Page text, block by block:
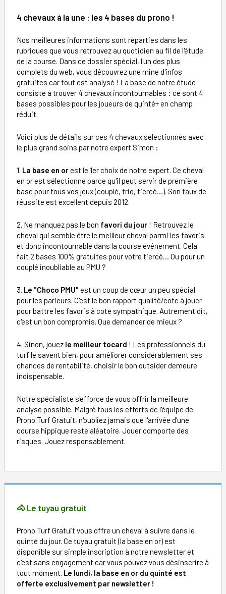
4 chevaux à la une : les 4 bases du prono !
Nos meilleures informations sont réparties dans les
rubriques que vous retrouvez au quotidien au fil de l'étude
de la course. Dans ce dossier spécial, l'un des plus
complets du web, vous découvrez une mine d'infos
gratuites car tout est analysé ! La base de notre étude
consiste à trouver 4 chevaux incontournables : ce sont 4
bases possibles pour les joueurs de quinté+ en champ
réduit.
Voici plus de détails sur ces 4 chevaux sélectionnés avec
le plus grand soins par notre expert Simon :
1. La base en orest le 1er choix de notre expert. Ce cheval
en or est sélectionné parce qu'il peut servir de première
base pour tous vos jeux (couplé, trio, tiercé…). Son taux de
réussite est excellent depuis 2012.
2. Ne manquez pas le bon favori du jour ! Retrouvez le
cheval qui semble être le meilleur cheval parmi les favoris
et donc incontournable dans la course événement. Cela
fait 2 bases 100% gratuites pour votre tiercé… Ou pour un
couplé inoubliable au PMU ?
3. Le "Choco PMU" est un coup de cœur un peu spécial
pour les parieurs. C'est le bon rapport qualité/cote à jouer
pour battre les favoris à cote sympathique. Autrement dit,
c'est un bon compromis. Que demander de mieux ?
4. Sinon, jouez le meilleur tocard ! Les professionnels du
turf le savent bien, pour améliorer considérablement ses
chances de rentabilité, choisir le bon outsider demeure
indispensable.
Notre spécialiste s'efforce de vous offrir la meilleure
analyse possible. Malgré tous les efforts de l'équipe de
Prono Turf Gratuit, n'oubliez jamais que l'arrivée d'une
course hippique reste aléatoire. Jouer comporte des
risques. Jouez responsablement.
🐴 Le tuyau gratuit
Prono Turf Gratuit vous offre un cheval à suivre dans le
quinté du jour. Ce tuyau gratuit (la base en or) est
disponible sur simple inscription à notre newsletter et
c'est sans engagement car vous pouvez vous désinscrire à
tout moment. Le lundi, la base en or du quinté est
offerte exclusivement par newsletter !